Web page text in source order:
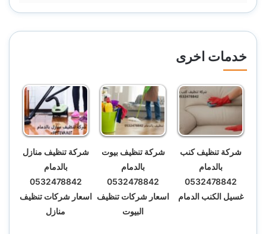
خدمات اخرى
شركة تنظيف كنب
بالدمام
0532478842
غسيل الكنب الدمام
شركة تنظيف بيوت
بالدمام
0532478842
اسعار شركات تنظيف
البيوت
شركة تنظيف منازل
بالدمام
0532478842
اسعار شركات تنظيف
منازل